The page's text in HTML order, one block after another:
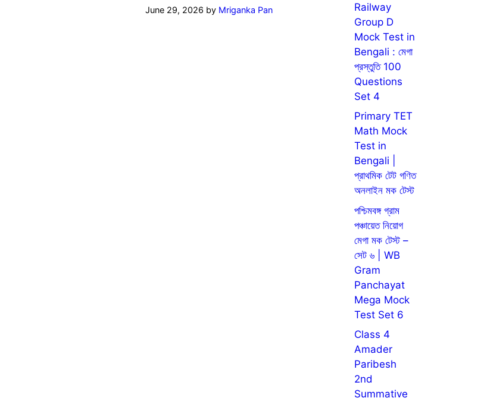
June 29, 2026 by Mriganka Pan
Railway
Group D
Mock Test in
Bengali : মেগা
প্রস্তুতি 100
Questions
Set 4
Primary TET
Math Mock
Test in
Bengali |
প্রাথমিক টেট গণিত
অনলাইন মক টেস্ট
পশ্চিমবঙ্গ গ্রাম
পঞ্চায়েত নিয়োগ
মেগা মক টেস্ট –
সেট ৬ | WB
Gram
Panchayat
Mega Mock
Test Set 6
Class 4
Amader
Paribesh
2nd
Summative